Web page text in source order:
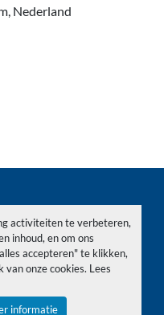
activiteiten te verbeteren,
inhoud, en om ons
accepteren" te klikken,
onze cookies. Lees
informatie
Nederland
2026
Over ons
Contact